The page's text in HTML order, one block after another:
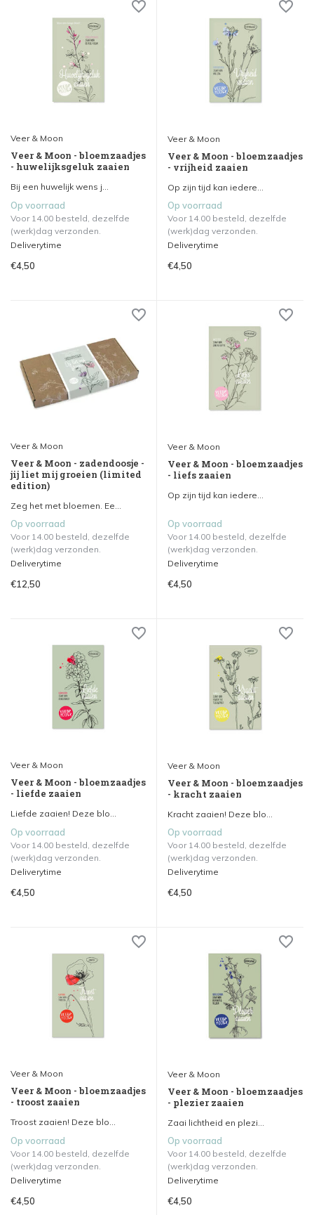
Veer & Moon
Veer & Moon - bloemzaadjes
- huwelijksgeluk zaaien
Bij een huwelijk wens j...
Op voorraad
Voor 14.00 besteld, dezelfde
(werk)dag verzonden.
Deliverytime
€4,50
Veer & Moon
Veer & Moon - bloemzaadjes
- vrijheid zaaien
Op zijn tijd kan iedere...
Op voorraad
Voor 14.00 besteld, dezelfde
(werk)dag verzonden.
Deliverytime
€4,50
Veer & Moon
Veer & Moon - zadendoosje -
jij liet mij groeien (limited
edition)
Zeg het met bloemen. Ee...
Op voorraad
Voor 14.00 besteld, dezelfde
(werk)dag verzonden.
Deliverytime
€12,50
Veer & Moon
Veer & Moon - bloemzaadjes
- liefs zaaien
Op zijn tijd kan iedere...
Op voorraad
Voor 14.00 besteld, dezelfde
(werk)dag verzonden.
Deliverytime
€4,50
Veer & Moon
Veer & Moon - bloemzaadjes
- liefde zaaien
Liefde zaaien! Deze blo...
Op voorraad
Voor 14.00 besteld, dezelfde
(werk)dag verzonden.
Deliverytime
€4,50
Veer & Moon
Veer & Moon - bloemzaadjes
- kracht zaaien
Kracht zaaien! Deze blo...
Op voorraad
Voor 14.00 besteld, dezelfde
(werk)dag verzonden.
Deliverytime
€4,50
Veer & Moon
Veer & Moon - bloemzaadjes
- troost zaaien
Troost zaaien! Deze blo...
Op voorraad
Voor 14.00 besteld, dezelfde
(werk)dag verzonden.
Deliverytime
€4,50
Veer & Moon
Veer & Moon - bloemzaadjes
- plezier zaaien
Zaai lichtheid en plezi...
Op voorraad
Voor 14.00 besteld, dezelfde
(werk)dag verzonden.
Deliverytime
€4,50